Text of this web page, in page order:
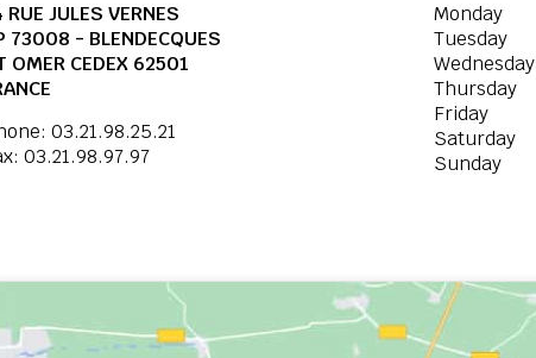
RUE JULES VERNES
73008 - BLENDECQUES
OMER CEDEX 62501
03.21.98.25.21
03.21.98.97.97
Monday
Tuesday
Wednesday
Thursday
Friday
Saturday
Sunday